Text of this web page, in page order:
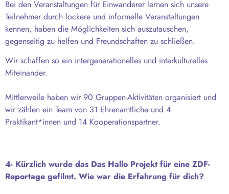
Bei den Veranstaltungen für Einwanderer lernen sich unsere
Teilnehmer durch lockere und informelle Veranstaltungen
kennen, haben die Möglichkeiten sich auszutauschen,
gegenseitig zu helfen und Freundschaften zu schließen.
Wir schaffen so ein intergenerationelles und interkulturelles
Miteinander.
Mittlerweile haben wir 90 Gruppen-Aktivitäten organisiert und
wir zählen ein Team von 31 Ehrenamtliche und 4
Praktikant*innen und 14 Kooperationspartner.
4- Kürzlich wurde das Das Hallo Projekt für eine ZDF-
Reportage gefilmt. Wie war die Erfahrung für dich?